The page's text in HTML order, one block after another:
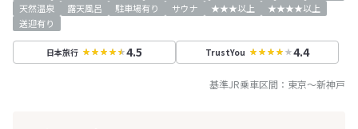
天然温泉
露天風呂 駐車場有り サウナ ★★★以上
★★★★以上
送迎有り
日本旅行 4.5 TrustYou 4.4
基準JR乗車区間： 東京～新神戸